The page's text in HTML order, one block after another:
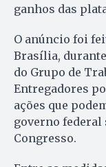
ganhos das
O anúncio foi
Brasília,
do Grupo de
Entregadores
ações que
governo federal
Congresso.